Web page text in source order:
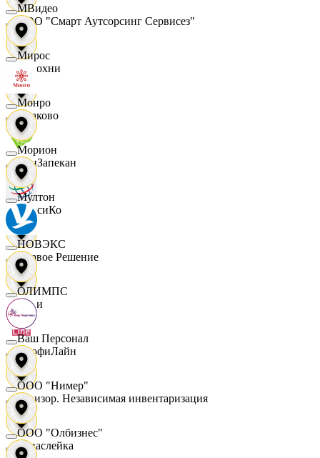
ООО "Смарт Аутсорсинг Сервисез"
Отдохни
Очаково
ПанЗапекан
ПепсиКо
Первое Решение
Пери
ПрофиЛайн
Ревизор. Независимая инвентаризация
Саваслейка
МВидео
Мирос
Монро
Морион
Мултон
НОВЭКС
ОЛИМПС
Ваш Персонал
ООО "Нимер"
ООО "Олбизнес"